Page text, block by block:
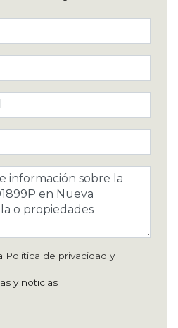
Política de privacidad y
y noticias